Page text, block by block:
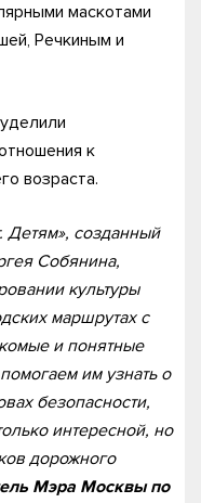
маскотами
Речкиным и
к
возраста.
Детям», созданный
Собянина,
культуры
маршрутах с
и понятные
им узнать о
безопасности,
интересной, но
дорожного
Мэра Москвы по